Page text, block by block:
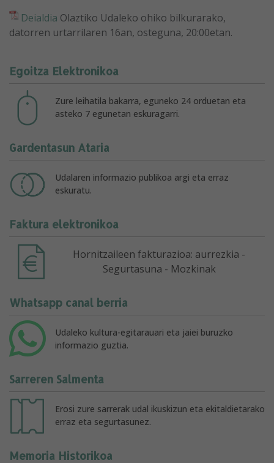
Deialdia Olaztiko Udaleko ohiko bilkurarako,
datorren urtarrilaren 16an, osteguna, 20:00etan.
Egoitza Elektronikoa
Zure leihatila bakarra, eguneko 24 orduetan eta
asteko 7 egunetan eskuragarri.
Gardentasun Ataria
Udalaren informazio publikoa argi eta erraz
eskuratu.
Faktura elektronikoa
Hornitzaileen fakturazioa: aurrezkia -
Segurtasuna - Mozkinak
Whatsapp canal berria
Udaleko kultura-egitarauari eta jaiei buruzko
informazio guztia.
Sarreren Salmenta
Erosi zure sarrerak udal ikuskizun eta ekitaldietarako
erraz eta segurtasunez.
Memoria Historikoa